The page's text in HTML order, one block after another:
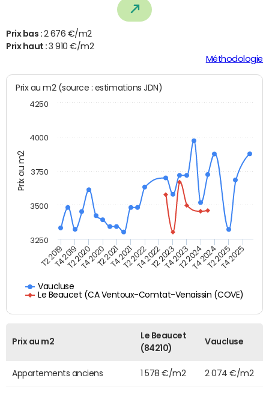
Prix bas : 2 676 €/m2
Prix haut :3 910 €/m2
Méthodologie
Prix au m2
Prix au m2 (source : estimations JDN)
Vaucluse
Le Beaucet (CA Ventoux-Comtat-Venaissin (COVE)
T2 2019T4 2019T2 2020T4 2020T2 2021T4 2021T2 2022T4 2022T2 2023T4 2023T2 2024T4 2024T2 2025T4 2025
4000
3250
3500
3750
4250
Prix au m2
Le Beaucet
(84210)
Vaucluse
Appartements anciens 1 578 €/m2 2 074 €/m2